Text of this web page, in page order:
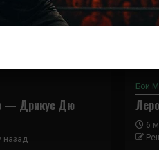
— Дрикус Дю
назад
Бои
6